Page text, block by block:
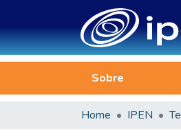
Sobre
Home IPEN